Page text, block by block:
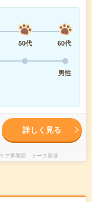
50代
60代
男性
詳しく見る
ア事業部 ナース派遣